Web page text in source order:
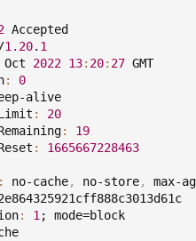
Accepted
1.20. 1
2022 13: 20: 27 GMT
:
0
alive
:
20
:
19
: 1665667228463
no-cache, no-store, max-
: 1 ; mode=block